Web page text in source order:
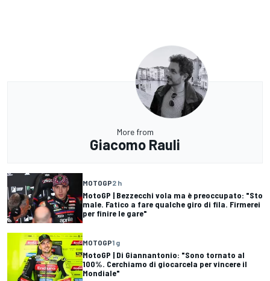
More from
Giacomo Rauli
MOTOGP2 h
MotoGP | Bezzecchi vola ma è preoccupato: "Sto
male. Fatico a fare qualche giro di fila. Firmerei
per finire le gare"
MOTOGP1 g
MotoGP | Di Giannantonio: "Sono tornato al
100%. Cerchiamo di giocarcela per vincere il
Mondiale"